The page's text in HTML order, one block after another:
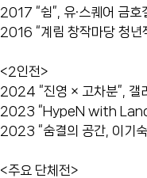
2017 “쉼”, 유·스퀘어 금호
2016 “계림 창작마당 청년
<2인전>
2024 “진영 × 고차분”, 갤
2023 “HypeN with Land
2023 “숨결의 공간, 이기
<주요 단체전>